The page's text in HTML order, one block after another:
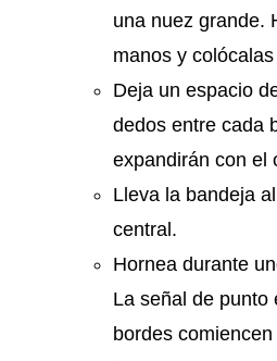
una nuez grande.
manos y
Deja un espacio
dedos entre cada
expandirán con el
Lleva la bandeja
central.
Hornea durante
La señal de punto
bordes